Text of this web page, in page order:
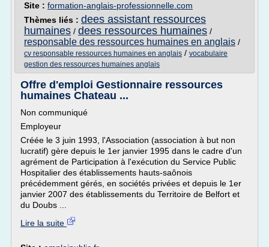
Site : formation-anglais-professionnelle.com
Thèmes liés : dees assistant ressources
humaines / dees ressources humaines /
responsable des ressources humaines en anglais /
cv responsable ressources humaines en anglais / vocabulaire
gestion des ressources humaines anglais
Offre d'emploi Gestionnaire ressources
humaines Chateau ...
Non communiqué
Employeur
Créée le 3 juin 1993, l'Association (association à but non
lucratif) gère depuis le 1er janvier 1995 dans le cadre d'un
agrément de Participation à l'exécution du Service Public
Hospitalier des établissements hauts-saônois
précédemment gérés, en sociétés privées et depuis le 1er
janvier 2007 des établissements du Territoire de Belfort et
du Doubs ...
Lire la suite